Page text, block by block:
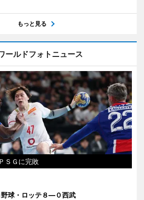
もっと見る
ールドフォトニュース
ＳＧに完敗
野球・ロッテ８―０西武